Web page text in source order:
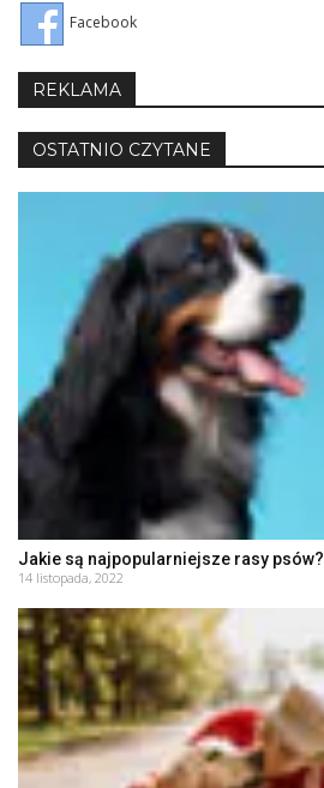
Facebook
REKLAMA
OSTATNIO CZYTANE
Jakie są najpopularniejsze rasy psów?
14 listopada, 2022